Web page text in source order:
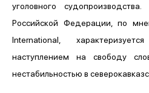
уголовного
Российской Федерации, по
International,
наступлением на свободу
нестабильностью в